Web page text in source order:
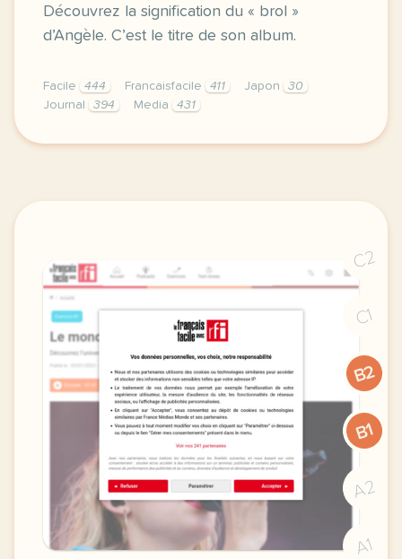
Découvrez la signification du « brol »
d’Angèle. C’est le titre de son album.
Facile 444 Francaisfacile 411 Japon
30
Journal
394 Media 431
exercice b1 le brol d angele decouvrez la
C2
C1
B2
B1
A2
A1